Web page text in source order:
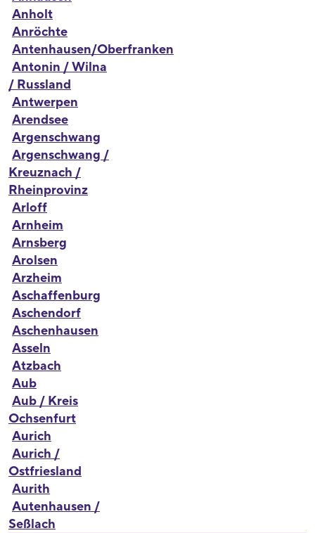
Anholt
Anröchte
Antenhausen/Oberfranken
Antonin / Wilna
/ Russland
Antwerpen
Arendsee
Argenschwang
Argenschwang /
Kreuznach /
Rheinprovinz
Arloff
Arnheim
Arnsberg
Arolsen
Arzheim
Aschaffenburg
Aschendorf
Aschenhausen
Asseln
Atzbach
Aub
Aub / Kreis
Ochsenfurt
Aurich
Aurich /
Ostfriesland
Aurith
Autenhausen /
Seßlach